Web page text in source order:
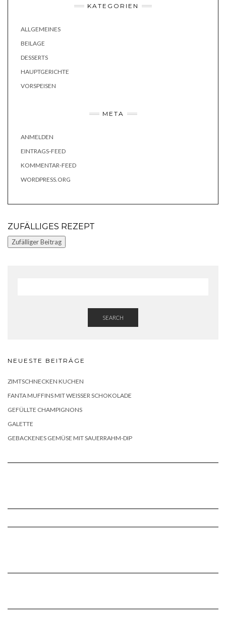
KATEGORIEN
ALLGEMEINES
BEILAGE
DESSERTS
HAUPTGERICHTE
VORSPEISEN
META
ANMELDEN
EINTRAGS-FEED
KOMMENTAR-FEED
WORDPRESS.ORG
ZUFÄLLIGES REZEPT
Zufälliger Beitrag
SEARCH
NEUESTE BEITRÄGE
ZIMTSCHNECKEN KUCHEN
FANTA MUFFINS MIT WEISSER SCHOKOLADE
GEFÜLLTE CHAMPIGNONS
GALETTE
GEBACKENES GEMÜSE MIT SAUERRAHM-DIP